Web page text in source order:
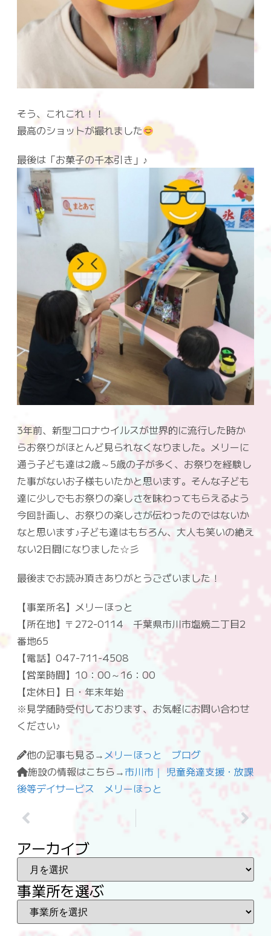
そう、これこれ！！
最高のショットが撮れました
最後は「お菓子の千本引き」♪
3年前、新型コロナウイルスが世界的に流行した時か
らお祭りがほとんど見られなくなりました。メリーに
通う子ども達は2歳～5歳の子が多く、お祭りを経験し
た事がないお子様もいたかと思います。そんな子ども
達に少しでもお祭りの楽しさを味わってもらえるよう
今回計画し、お祭りの楽しさが伝わったのではないか
なと思います♪子ども達はもちろん、大人も笑いの絶え
ない2日間になりました☆彡
最後までお読み頂きありがとうございました！
【事業所名】メリーほっと
【所在地】〒272-0114 千葉県市川市塩焼二丁目2
番地65
【電話】047-711-4508
【営業時間】10：00～16：00
【定休日】日・年末年始
※見学随時受付しております、お気軽にお問い合わせ
ください♪
他の記事も見る→メリーほっと ブログ
施設の情報はこちら→市川市｜ 児童発達支援・放課
後等デイサービス メリーほっと
アーカイブ
事業所を選ぶ